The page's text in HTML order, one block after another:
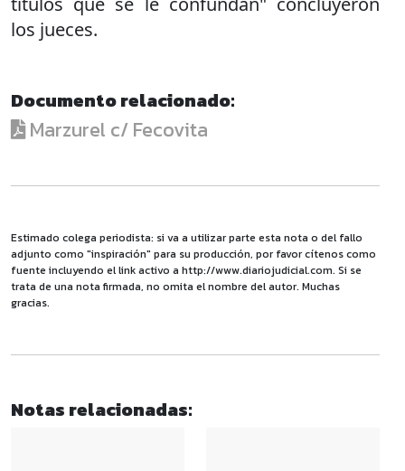
los jueces.
Documento relacionado:
Marzurel c/ Fecovita
Estimado colega periodista: si va a utilizar parte esta nota o del fallo
adjunto como "inspiración" para su producción, por favor cítenos como
fuente incluyendo el link activo a http://www.diariojudicial.com. Si se
trata de una nota firmada, no omita el nombre del autor. Muchas
gracias.
Notas relacionadas: